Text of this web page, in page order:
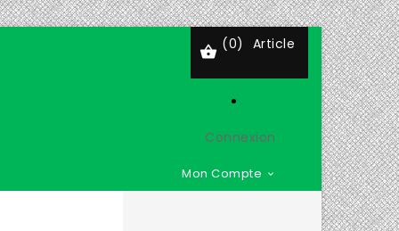
 (0) Article
Connexion
Mon Compte 